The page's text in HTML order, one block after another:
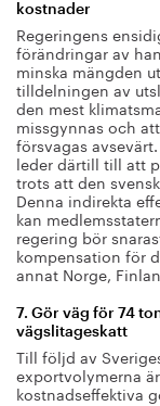
kostnader
Regeringens
förändringar av
minska mängden
tilldelningen av
den mest
missgynnas och
försvagas
leder därtill till att
trots att den
Denna indirekta
kan
regering bör
kompensation för
annat Norge,
7. Gör väg för 74
vägslitageskatt
Till följd av
exportvolymerna
kostnadseffektiva